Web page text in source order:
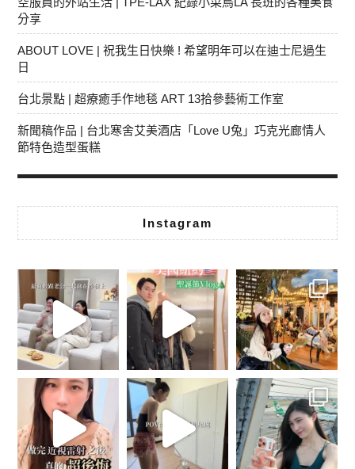
分享
ABOUT LOVE | 祝我生日快樂 ! 希望明年可以在迪士尼過生
日
台北景點 | 超療癒手作地毯 ART 13拾參藝術工作室
新聞稿作品 | 台北寒舍艾美酒店「Love U兔」巧克光廊情人
節特色造型蛋糕
Instagram